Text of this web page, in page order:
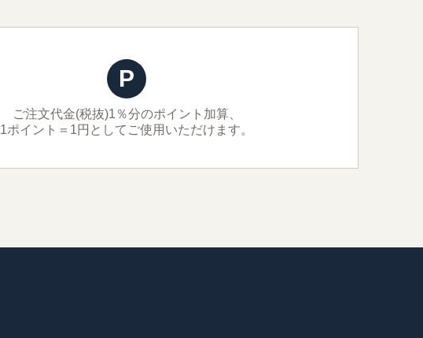
P
ご注文代金(税抜)1％分のポイント加算、
1ポイント＝1円としてご使用いただけます。